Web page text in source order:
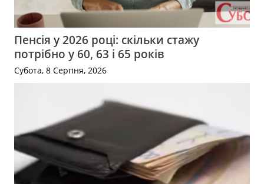
Пенсія у 2026 році: скільки стажу
потрібно у 60, 63 і 65 років
Субота, 8 Серпня, 2026